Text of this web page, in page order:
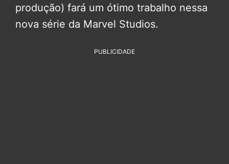
produção) fará um ótimo trabalho nessa
nova série da Marvel Studios.
PUBLICIDADE